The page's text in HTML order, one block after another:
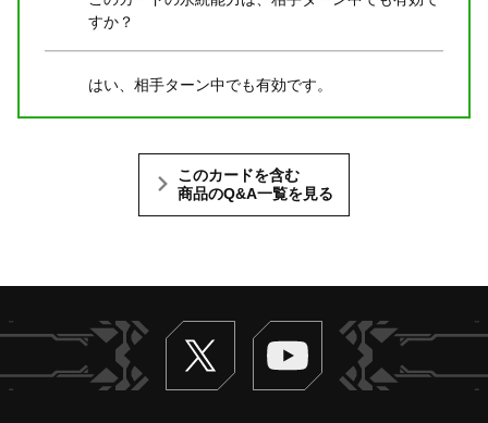
すか？
はい、相手ターン中でも有効です。
このカードを含む
商品のQ&A一覧を見る
Twitter ヴァンガードch